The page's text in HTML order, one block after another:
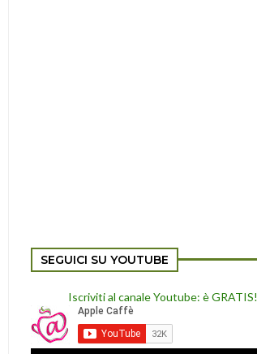
SEGUICI SU YOUTUBE
Iscriviti al canale Youtube: è GRATIS!